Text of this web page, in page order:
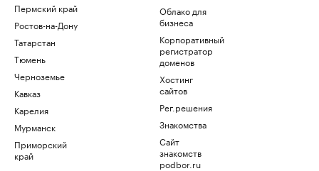
Пермский край
Ростов-на-Дону
Татарстан
Тюмень
Черноземье
Кавказ
Карелия
Мурманск
Приморский
край
Облако для
бизнеса
Корпоративный
регистратор
доменов
Хостинг
сайтов
Рег.решения
Знакомства
Сайт
знакомств
podbor.ru